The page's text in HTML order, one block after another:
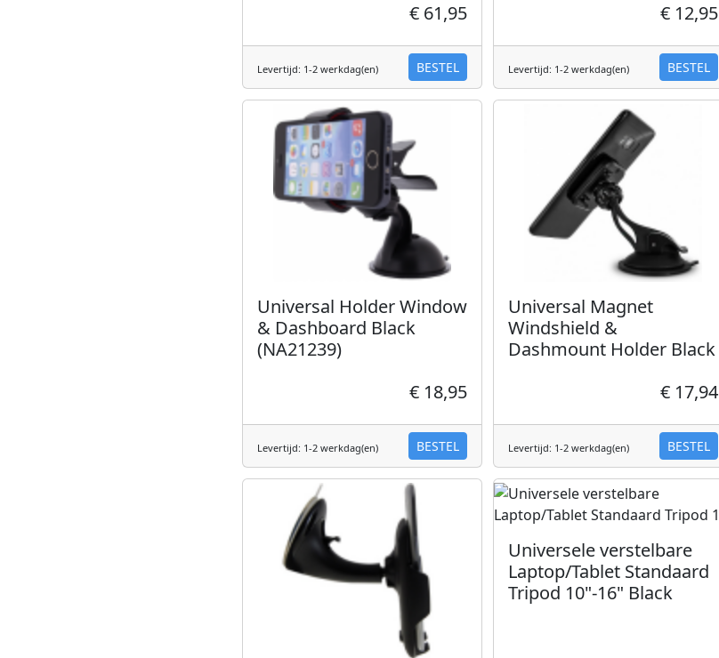
€ 61,95
Levertijd: 1-2 werkdag(en) BESTEL
€ 12,95
Levertijd: 1-2 werkdag(en) BESTEL
Universal Holder Window
& Dashboard Black
(NA21239)
€ 18,95
Levertijd: 1-2 werkdag(en) BESTEL
Universal Magnet
Windshield &
Dashmount Holder Black
€ 17,94
Levertijd: 1-2 werkdag(en) BESTEL
Universele verstelbare
Laptop/Tablet Standaard
Tripod 10"-16" Black